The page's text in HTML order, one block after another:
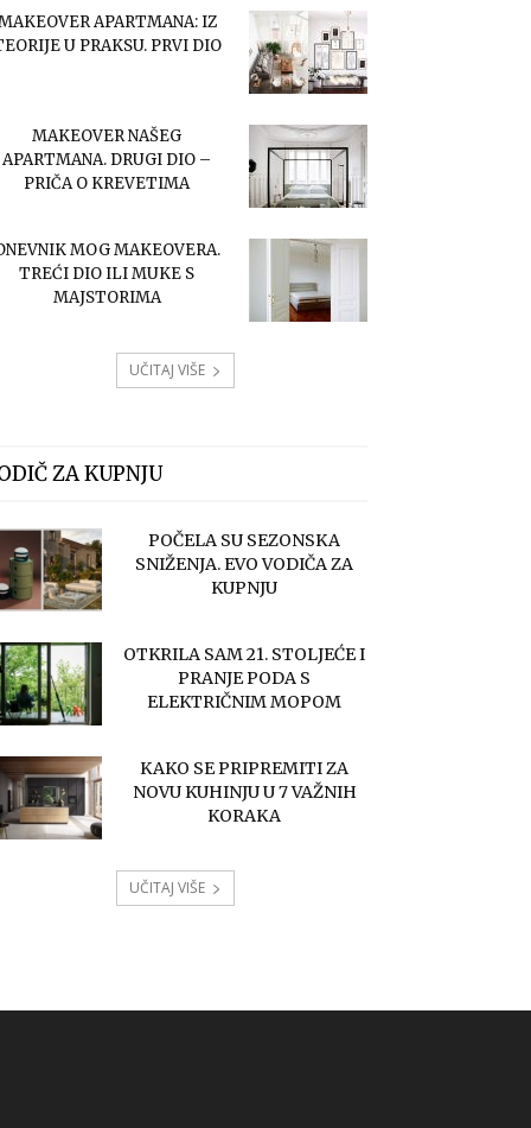
APARTMANA: IZ
U PRAKSU. PRVI DIO
MAKEOVER NAŠEG
APARTMANA. DRUGI DIO –
PRIČA O KREVETIMA
MOG MAKEOVERA.
TREĆI DIO ILI MUKE S
MAJSTORIMA
UČITAJ VIŠE
ZA KUPNJU
POČELA SU SEZONSKA
SNIŽENJA. EVO VODIČA ZA
KUPNJU
OTKRILA SAM 21. STOLJEĆE I
PRANJE PODA S
ELEKTRIČNIM MOPOM
KAKO SE PRIPREMITI ZA
NOVU KUHINJU U 7 VAŽNIH
KORAKA
UČITAJ VIŠE